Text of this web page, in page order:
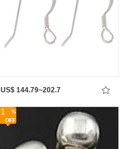
US$ 144.79~202.7
1